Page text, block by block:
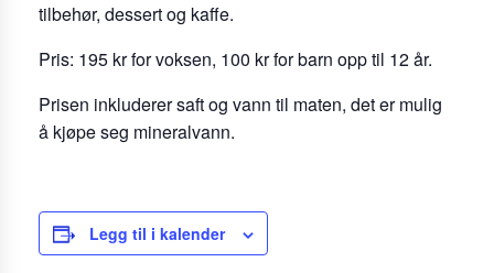
tilbehør, dessert og kaffe.
Pris: 195 kr for voksen, 100 kr for barn opp til 12 år.
Prisen inkluderer saft og vann til maten, det er mulig
å kjøpe seg mineralvann.
Legg til i kalender